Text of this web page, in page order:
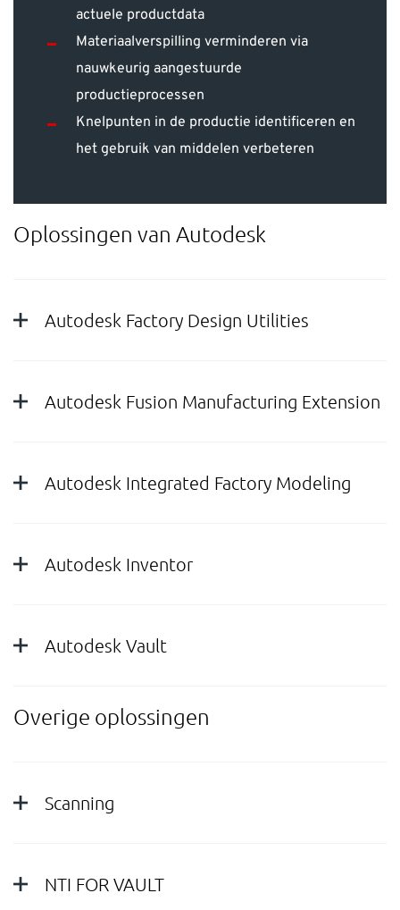
actuele productdata
Materiaalverspilling verminderen via
nauwkeurig aangestuurde
productieprocessen
Knelpunten in de productie identificeren en
het gebruik van middelen verbeteren
Oplossingen van Autodesk
Autodesk Factory Design Utilities
Autodesk Fusion Manufacturing Extension
Autodesk Integrated Factory Modeling
Autodesk Inventor
Autodesk Vault
Overige oplossingen
Scanning
NTI FOR VAULT